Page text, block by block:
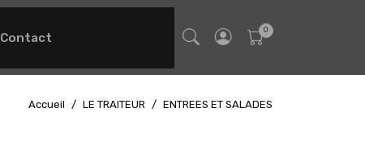
Contact
Accueil LE TRAITEUR ENTREES ET SALADES